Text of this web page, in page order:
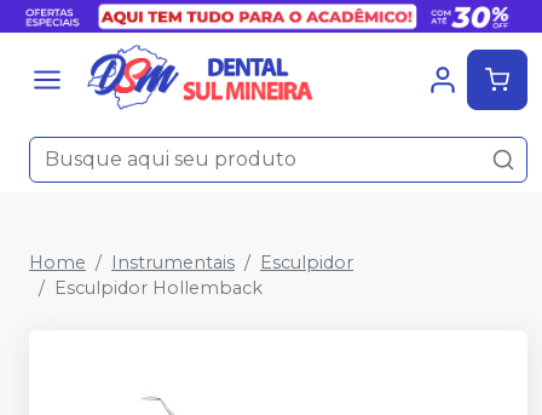
Home Instrumentais
Esculpidor
Esculpidor Hollemback